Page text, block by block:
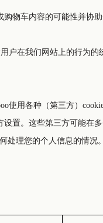
物车内容的可能性并协
户在我们网站上的行为
使用各种（第三方）
置。这些第三方可能在多
处理您的个人信息的情况。